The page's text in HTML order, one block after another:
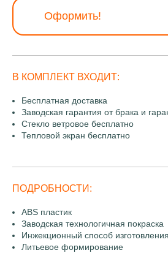
Оформить!
В КОМПЛЕКТ ВХОДИТ:
Бесплатная доставка
Заводская гарантия от брака и
Стекло ветровое бесплатно
Тепловой экран бесплатно
ПОДРОБНОСТИ:
ABS пластик
Заводская технологичная покраска
Инжекционный способ изготовления
Литьевое формирование